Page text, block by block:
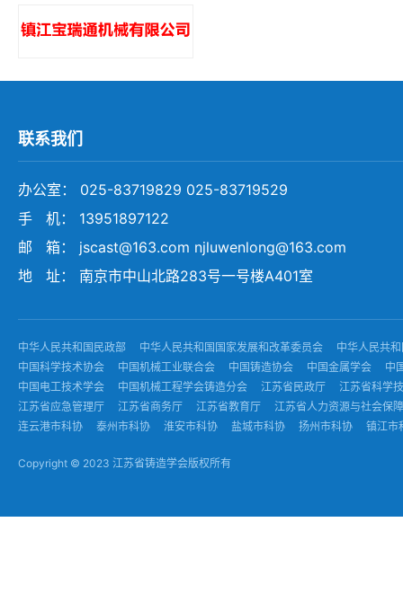
联系我们
办公室： 025-83719829 025-83719529
手 机： 13951897122
邮 箱： jscast@163.com njluwenlong@163.com
地 址： 南京市中山北路283号一号楼A401室
中华人民共和国民政部 中华人民共和国国家发展和改革委员会
中华人民共
中国科学技术协会
中国机械工业联合会 中国铸造协会 中国金属学会
中
中国电工技术学会
中国机械工程学会铸造分会 江苏省民政厅
江苏省科学
江苏省应急管理厅
江苏省商务厅 江苏省教育厅
江苏省人力资源与社会保
连云港市科协
泰州市科协 淮安市科协 盐城市科协 扬州市科协 镇江市
Copyright © 2023 江苏省铸造学会版权所有